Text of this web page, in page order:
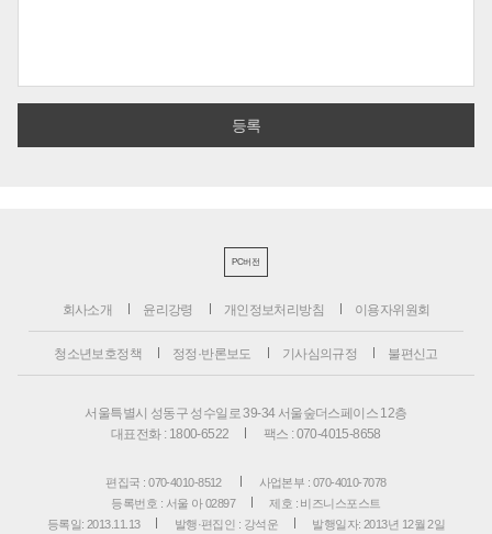
PC버전
회사소개 윤리강령 개인정보처리방침 이용자위원회
청소년보호정책 정정·반론보도 기사심의규정 불편신고
서울특별시 성동구 성수일로 39-34 서울숲더스페이스 12층
대표전화 : 1800-6522
팩스 : 070-4015-8658
편집국 : 070-4010-8512
사업본부 : 070-4010-7078
등록번호 : 서울 아 02897
제호 : 비즈니스포스트
등록일: 2013.11.13
발행·편집인 : 강석운 발행일자: 2013년 12월 2일